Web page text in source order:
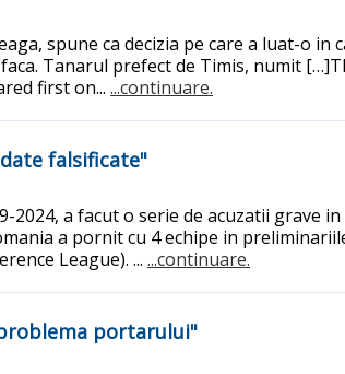
spune ca decizia pe care a luat-o in
Tanarul prefect de Timis, numit
first on... ...continuare.
falsificate"
2024, a facut o serie de acuzatii grave
a pornit cu 4 echipe in
League). ... ...continuare.
portarului"